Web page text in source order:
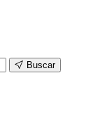
Buscar